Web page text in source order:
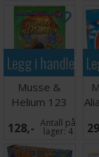
Legg i
Musse &
Helium 123
Kortspill
128,- Antall på
lager:4